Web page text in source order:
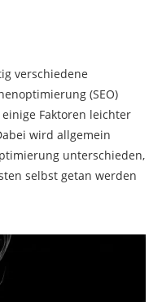
verschiedene
(SEO)
Faktoren leichter
wird allgemein
unterschieden,
selbst getan werden